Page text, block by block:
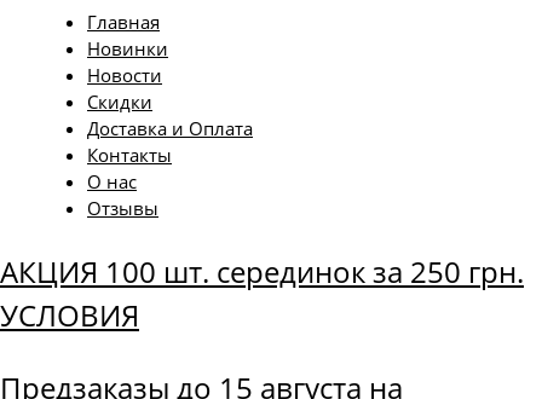
Главная
Новинки
Новости
Скидки
Доставка и Оплата
Контакты
О нас
Отзывы
АКЦИЯ 100 шт. серединок за 250 грн.
УСЛОВИЯ
Предзаказы до 15 августа на